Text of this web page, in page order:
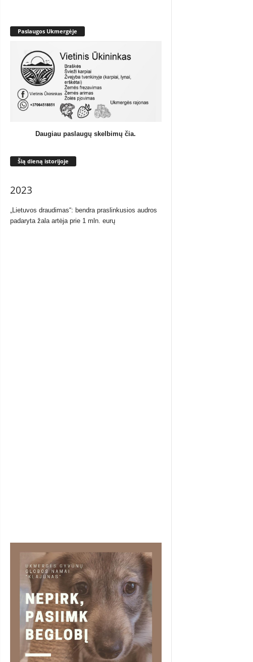
Paslaugos Ukmergėje
Daugiau paslaugų skelbimų čia.
Šią dieną istorijoje
2023
„Lietuvos draudimas“: bendra praslinkusios audros
padaryta žala artėja prie 1 mln. eurų